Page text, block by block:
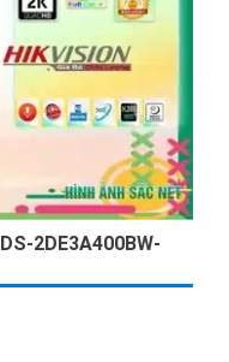
2DE3A400BW-